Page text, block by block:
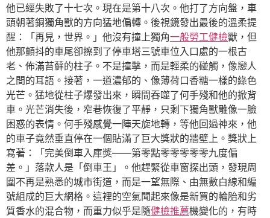
他已經失敗了十七次。現在是第十八次。他打了方向盤，車
頭朝著銅獨角獸的方向猛地偏轉。後視鏡發出最後的溫柔提
醒：「再見，世界。」他沒有撞上獨角一般勞工健檢獸，但
他那顫抖的車尾卻擦到了停車塔三號車位入口處的一根古
老、佈滿苔蘚的柱子。不是撞擊，而是輕柔的碰觸，像戀人
之間的耳語。接著，一道濃郁的、像薄荷口香糖一樣的綠色
光芒。猛地從柱子爆發出來，瞬間吞噬了何手殘和他的掀背
車。光芒消失後，窄巷恢復了平靜，只剩下獨角獸雕像一臉
困惑的表情。何手殘感覺一陣天旋地轉，等他回過神來，他
的車子竟然垂直停在一個貼滿了巨大獎狀的牆壁上。獎狀上
寫著：「完美倒車入庫獎——第零點零零零零零九度偏
差。」落款人是「倒車王」。他趕緊從車窗探出頭，發現周
圍不再是熟悉的城市街道，而是一望無際、由無數白線和編
號組成的巨大網格。這裡的空氣聞起來像是新買的輪胎和劣
質香水的混合物，而重力似乎是隨健檢推薦機變化的，有時